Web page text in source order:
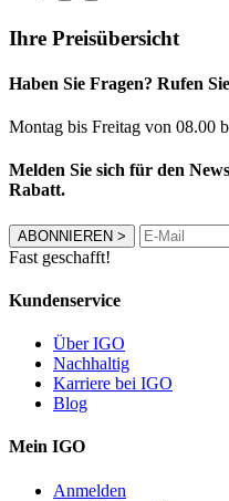
Ihre Preisübersicht
Haben Sie Fragen? Rufen
Montag bis Freitag von 08.00
Melden Sie sich für den
Rabatt.
ABONNIEREN >
Fast geschafft!
Kundenservice
Über IGO
Nachhaltig
Karriere bei IGO
Blog
Mein IGO
Anmelden